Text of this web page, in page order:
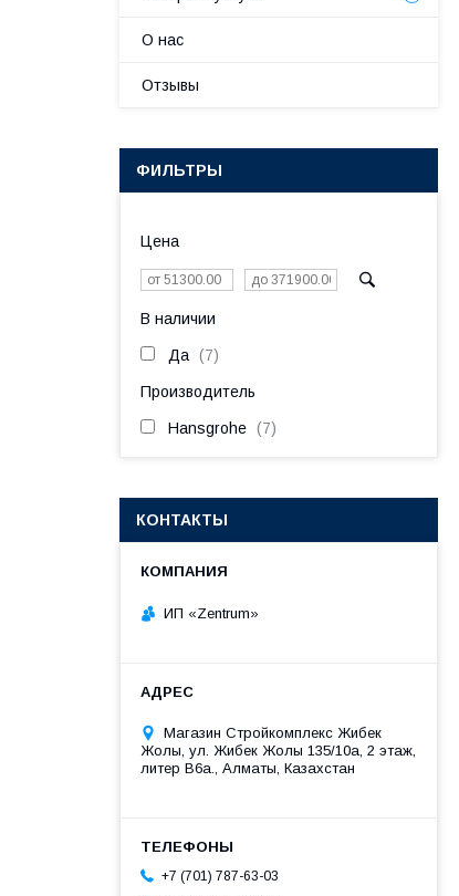
О нас
Отзывы
ФИЛЬТРЫ
Цена
В наличии
Да 7
Производитель
Hansgrohe 7
КОНТАКТЫ
ИП «Zentrum»
Магазин Стройкомплекс Жибек
Жолы, ул. Жибек Жолы 135/10а, 2 этаж,
литер В6а., Алматы, Казахстан
+7 (701) 787-63-03